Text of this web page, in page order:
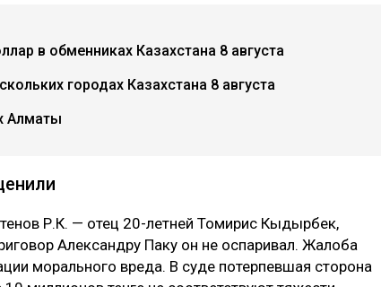
в обменниках Казахстана 8 августа
городах Казахстана 8 августа
Алматы
Р.К. — отец 20-летней Томирис Кыдырбек,
Александру Паку он не оспаривал. Жалоба
морального вреда. В суде потерпевшая сторона